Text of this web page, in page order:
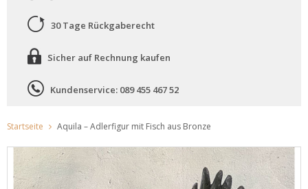
30 Tage Rückgaberecht
Sicher auf Rechnung kaufen
Kundenservice: 089 455 467 52
Startseite Aquila – Adlerfigur mit Fisch aus Bronze